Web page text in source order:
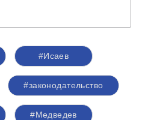
#Исаев
#законодательство
#Медведев